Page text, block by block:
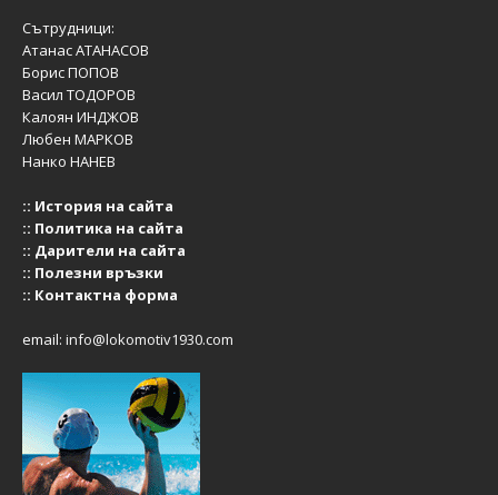
Сътрудници:
Атанас АТАНАСОВ
Борис ПОПОВ
Васил ТОДОРОВ
Калоян ИНДЖОВ
Любен МАРКОВ
Нанко НАНЕВ
:: История на сайта
:: Политика на сайта
:: Дарители на сайта
:: Полезни връзки
:: Контактна форма
email: info@lokomotiv1930.com